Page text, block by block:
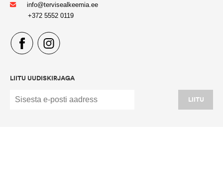
info@tervisealkeemia.ee
+372 5552 0119
LIITU UUDISKIRJAGA